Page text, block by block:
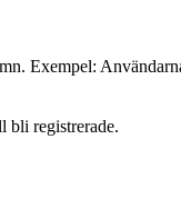
Exempel:
bli registrerade.